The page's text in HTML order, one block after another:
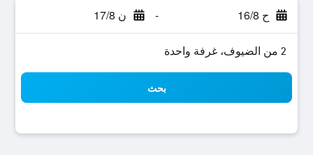
ح 16/8 - ن 17/8
2 من الضيوف، غرفة واحدة
بحث